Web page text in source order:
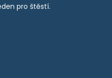
pro štěstí.